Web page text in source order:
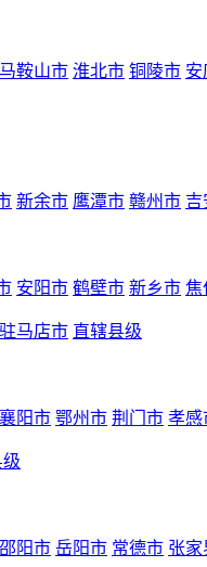
马鞍山市 淮北市 铜陵市 安
新余市 鹰潭市 赣州市 吉
安阳市 鹤壁市 新乡市 焦
驻马店市 直辖县级
襄阳市 鄂州市 荆门市 孝感
邵阳市 岳阳市 常德市 张家